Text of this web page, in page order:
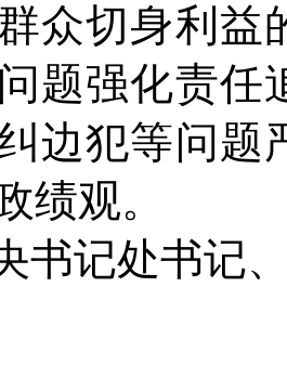
众切身利益
题强化责
边犯等问题
绩观。
书记处书记